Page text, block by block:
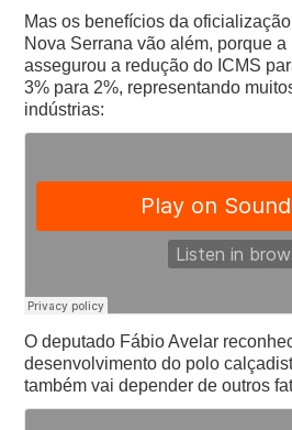
Mas os benefícios da
Nova Serrana vão além, porque
assegurou a redução do ICMS
3% para 2%, representando
indústrias:
O deputado Fábio Avelar
desenvolvimento do polo
também vai depender de outros